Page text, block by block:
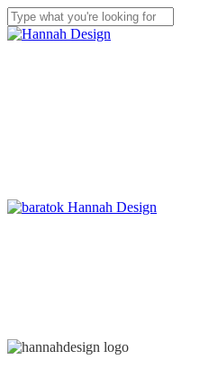
Skip
to
Close
facebook
linkedin
youtube
instagram
search